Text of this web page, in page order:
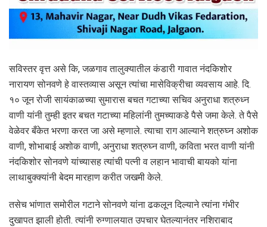
सविस्तर वृत्त असे कि, जळगाव तालुक्यातील कंडारी गावात नंदकिशोर
नारायण सोनवणे हे वास्तव्यास असून त्यांचा मासेविक्रीचा व्यवसाय आहे. दि.
१० जून रोजी सायंकाळच्या सुमारास बचत गटाच्या सचिव अनुराधा शत्रुध्न
वाणी यांनी तुम्ही इतर बचत गटाच्या महिलांनी तुमच्याकडे पैसे जमा केले. ते पैसे
वेळेवर बँकेत भरणा करत जा असे म्हणाले. त्याचा राग आल्याने शत्रुघ्न अशोक
वाणी, शोभाबाई अशोक वाणी, अनुराधा शत्रुघ्न वाणी, कविता भरत वाणी यांनी
नंदकिशोर सोनवणे यांच्यासह त्यांची पत्नी व लहान भावाची बायको यांना
लाथाबुक्क्यांनी बेदम मारहाण करीत जखमी केले.
तसेच भांणात समोरील गटाने सोनवणे यांना ढकलून दिल्याने त्यांना गंभीर
दुखापत झाली होती. त्यांनी रुग्णालयात उपचार घेतल्यानंतर नशिराबाद